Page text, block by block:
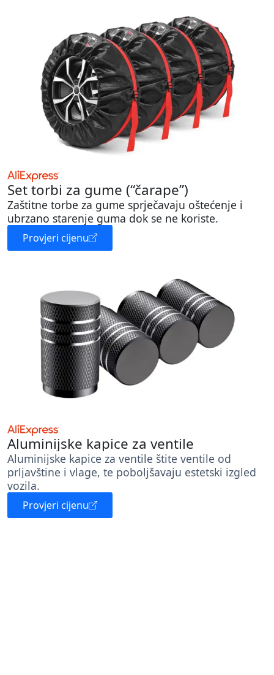
Set torbi za gume (“čarape”)
Zaštitne torbe za gume sprječavaju oštećenje i
ubrzano starenje guma dok se ne koriste.
Provjeri cijenu
Aluminijske kapice za ventile
Aluminijske kapice za ventile štite ventile od
prljavštine i vlage, te poboljšavaju estetski izgled
vozila.
Provjeri cijenu